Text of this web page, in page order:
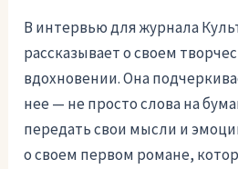
В интервью для журнала
рассказывает о своем
вдохновении. Она
нее — не просто слова на
передать свои мысли и
о своем первом романе,